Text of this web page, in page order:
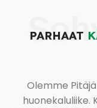
PARHAAT
Olemme